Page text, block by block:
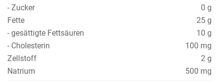
- Zucker
0 g
Fette
25 g
- gesättigte Fettsäuren
10 g
- Cholesterin
100 mg
Zellstoff
2 g
Natrium
500 mg